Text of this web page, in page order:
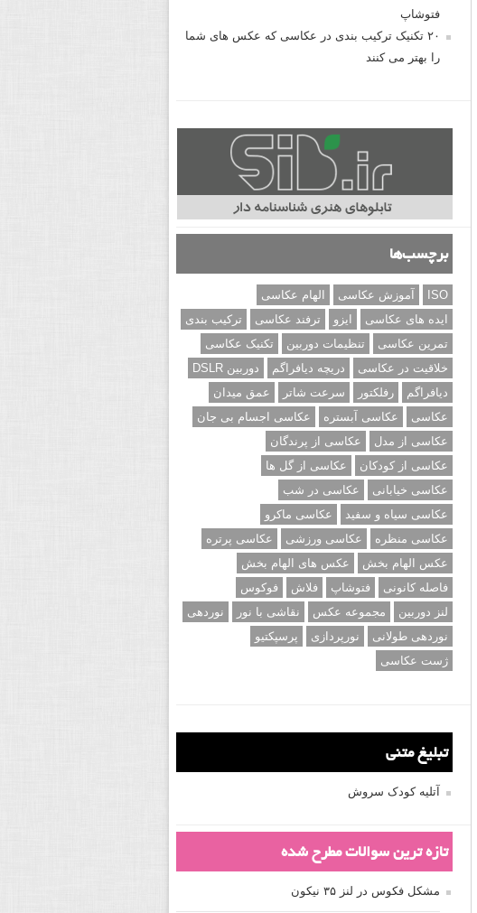
فتوشاپ
۲۰ تکنیک ترکیب بندی در عکاسی که عکس های شما
را بهتر می کنند
برچسب‌ها
ISO آموزش عکاسی
الهام عکاسی
ایده های عکاسی
ایزو ترفند عکاسی
ترکیب بندی
تمرین عکاسی
تنظیمات دوربین
تکنیک عکاسی
خلاقیت در عکاسی
دریچه دیافراگم
دوربین DSLR
دیافراگم
رفلکتور سرعت شاتر
عمق میدان
عکاسی
عکاسی آبستره
عکاسی اجسام بی جان
عکاسی از مدل
عکاسی از پرندگان
عکاسی از کودکان
عکاسی از گل ها
عکاسی خیابانی
عکاسی در شب
عکاسی سیاه و سفید
عکاسی ماکرو
عکاسی منظره
عکاسی ورزشی
عکاسی پرتره
عکس الهام بخش
عکس های الهام بخش
فاصله کانونی
فتوشاپ فلاش
فوکوس
لنز دوربین
مجموعه عکس نقاشی با نور
نوردهی
نوردهی طولانی
نورپردازی
پرسپکتیو
ژست عکاسی
تبلیغ متنی
آتلیه کودک سروش
تازه ترین سوالات مطرح شده
مشکل فکوس در لنز ۳۵ نیکون